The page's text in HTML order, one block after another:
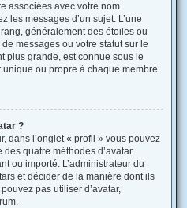
associées avec votre nom
les messages d’un sujet. L’une
généralement des étoiles ou
messages ou votre statut sur le
plus grande, est connue sous le
unique ou propre à chaque membre.
?
dans l’onglet « profil » vous pouvez
quatre méthodes d’avatar
ou importé. L’administrateur du
et décider de la manière dont ils
pas utiliser d’avatar,